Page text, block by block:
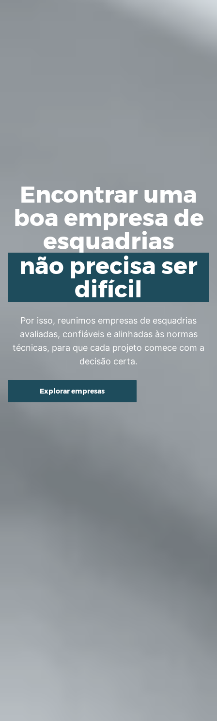
Encontrar uma
boa empresa de
esquadrias
não precisa ser
difícil
Por isso, reunimos empresas de esquadrias
avaliadas, confiáveis e alinhadas às normas
técnicas, para que cada projeto comece com a
decisão certa.
Explorar empresas